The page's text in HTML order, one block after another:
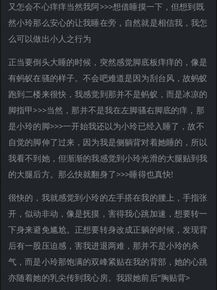
又怎会不心痒痒当然我阿>>>想借睡摸一下，但想到既
然小玲那么安心的让我睡在旁，自然就是相信我，我怎
么可以做出小人之行为
正当要倒头大睡的时候，突然感觉脚底板痒痒的，像是
有蚂蚁在骚的样子。不会吧难道是因为刮台风，故蚂蚁
跑到二楼来很快，我感觉到那并不是蚂蚁，而是冰凉的
脚指甲>>>当然，那并不是我在左脚骚右脚底的痒，那
是小玲的脚>>>一开始我还以为小玲已经入睡了，故不
自觉的脚伸了过来，因为我是侧躺背对着她睡的，所以
我看不到她，但渐渐的我感觉到小玲光滑的大腿贴到我
的大腿后方。那么快就翻身了>>>睡得也真快!
很快的，我就感觉到小玲的左手搭在我的腰上，手指张
开，似动非动，像是抚摸，害得我心跳加速，想要转一
下身来避免尴尬。正想要转身改成正躺的时候，发现背
后有一股压迫感，害我进退两难，那并不是小玲的杀
气，而是小玲那饱满的双峰紧贴在我的背部，她的心跳
亦随着她的乳尖传到我心房。我跟她前后“胸贴背>